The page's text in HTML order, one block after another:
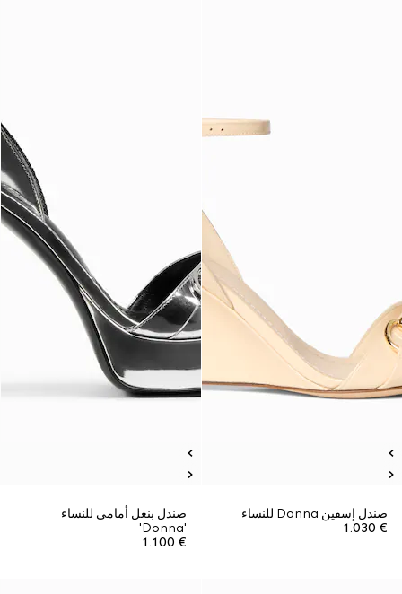
صندل إسفين Donna للنساء
€ 1.030
صندل بنعل أمامي للنساء
'Donna'
€ 1.100